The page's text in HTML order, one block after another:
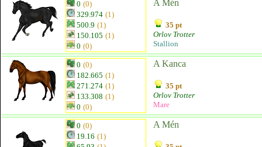
0 (0)
329.974 (1)
500.9 (1)
150.105 (1)
0 (0)
A Mén
35 pt
Orlov Trotter
Stallion
0 (0)
182.665 (1)
271.274 (1)
133.308 (1)
0 (0)
A Kanca
35 pt
Orlov Trotter
Mare
0 (0)
19.16 (1)
A Mén